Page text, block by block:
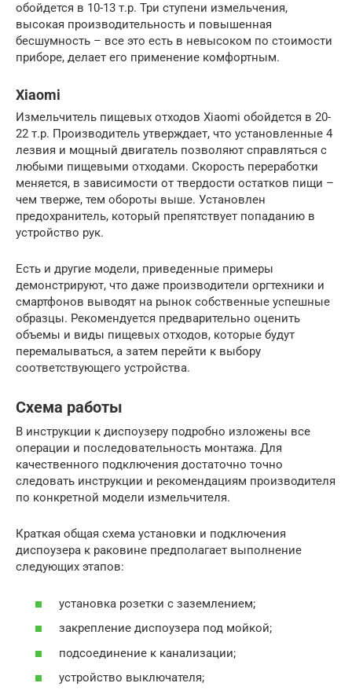
обойдется в 10-13 т.р. Три ступени измельчения,
высокая производительность и повышенная
бесшумность – все это есть в невысоком по стоимости
приборе, делает его применение комфортным.
Xiaomi
Измельчитель пищевых отходов Xiaomi обойдется в 20-
22 т.р. Производитель утверждает, что установленные 4
лезвия и мощный двигатель позволяют справляться с
любыми пищевыми отходами. Скорость переработки
меняется, в зависимости от твердости остатков пищи –
чем тверже, тем обороты выше. Установлен
предохранитель, который препятствует попаданию в
устройство рук.
Есть и другие модели, приведенные примеры
демонстрируют, что даже производители оргтехники и
смартфонов выводят на рынок собственные успешные
образцы. Рекомендуется предварительно оценить
объемы и виды пищевых отходов, которые будут
перемалываться, а затем перейти к выбору
соответствующего устройства.
Схема работы
В инструкции к диспоузеру подробно изложены все
операции и последовательность монтажа. Для
качественного подключения достаточно точно
следовать инструкции и рекомендациям производителя
по конкретной модели измельчителя.
Краткая общая схема установки и подключения
диспоузера к раковине предполагает выполнение
следующих этапов:
установка розетки с заземлением;
закрепление диспоузера под мойкой;
подсоединение к канализации;
устройство выключателя;